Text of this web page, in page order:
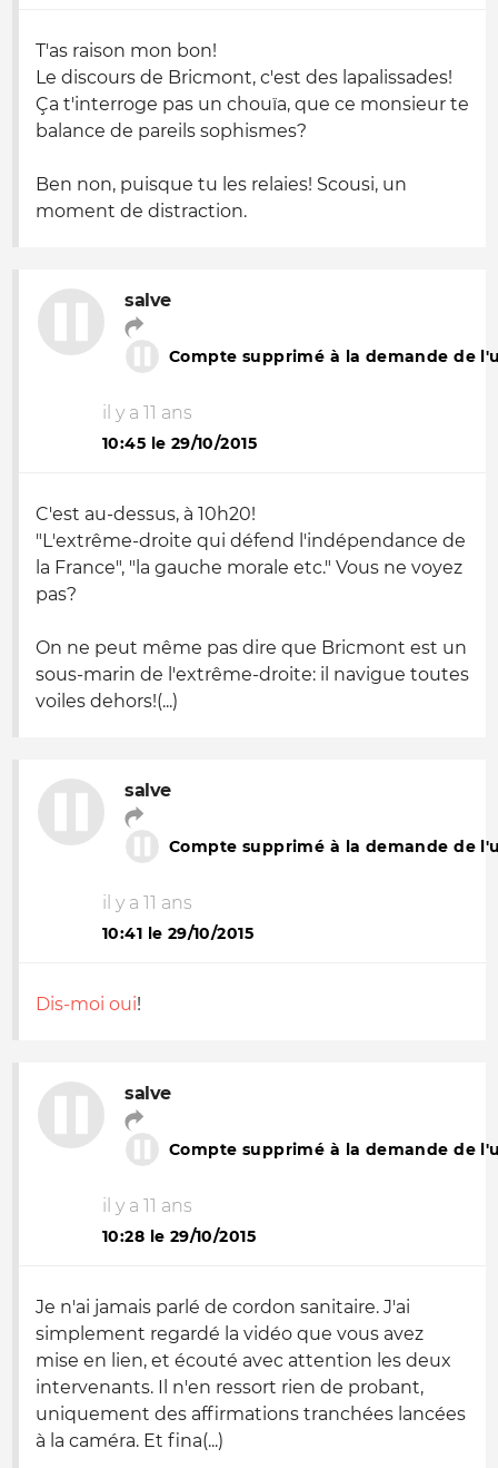
T'as raison mon bon!
Le discours de Bricmont, c'est des lapalissades!
Ça t'interroge pas un chouïa, que ce monsieur te
balance de pareils sophismes?
Ben non, puisque tu les relaies! Scousi, un
moment de distraction.
salve
Compte supprimé à la demande de
il y a 11 ans
10:45 le 29/10/2015
C'est au-dessus, à 10h20!
"L'extrême-droite qui défend l'indépendance de
la France", "la gauche morale etc." Vous ne voyez
pas?
On ne peut même pas dire que Bricmont est un
sous-marin de l'extrême-droite: il navigue toutes
voiles dehors!(...)
salve
Compte supprimé à la demande de
il y a 11 ans
10:41 le 29/10/2015
Dis-moi oui!
salve
Compte supprimé à la demande de
il y a 11 ans
10:28 le 29/10/2015
Je n'ai jamais parlé de cordon sanitaire. J'ai
simplement regardé la vidéo que vous avez
mise en lien, et écouté avec attention les deux
intervenants. Il n'en ressort rien de probant,
uniquement des affirmations tranchées lancées
à la caméra. Et fina(...)